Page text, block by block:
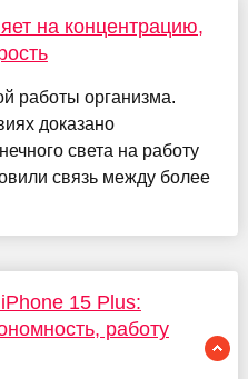
на концентрацию,
работы организма.
доказано
света на работу
связь между более
15 Plus:
работу